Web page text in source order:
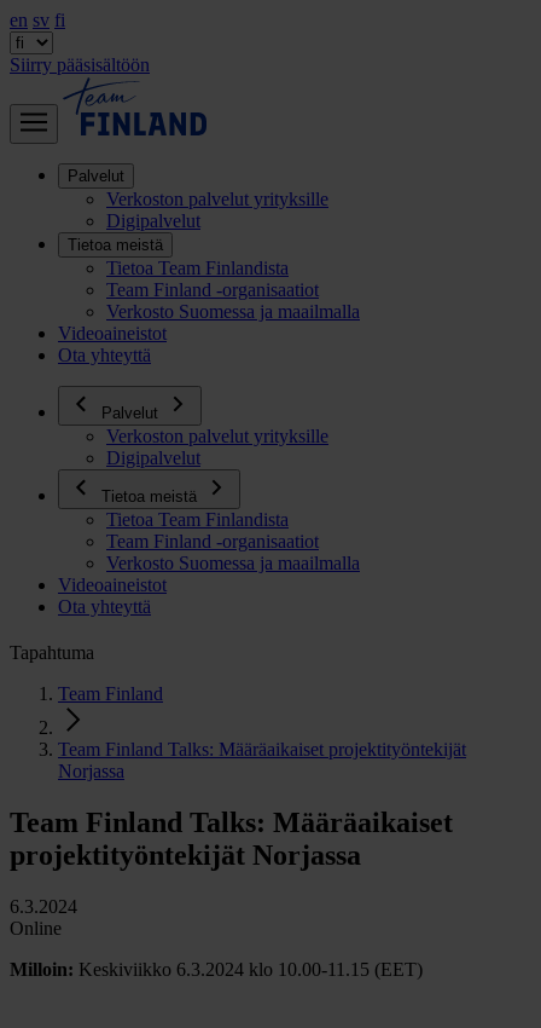
en sv fi
Siirry pääsisältöön
Palvelut
Verkoston palvelut yrityksille
Digipalvelut
Tietoa meistä
Tietoa Team Finlandista
Team Finland -organisaatiot
Verkosto Suomessa ja maailmalla
Videoaineistot
Ota yhteyttä
Palvelut
Verkoston palvelut yrityksille
Digipalvelut
Tietoa meistä
Tietoa Team Finlandista
Team Finland -organisaatiot
Verkosto Suomessa ja maailmalla
Videoaineistot
Ota yhteyttä
Tapahtuma
Team Finland
Team Finland Talks: Määräaikaiset projektityöntekijät
Norjassa
Team Finland Talks: Määräaikaiset
projektityöntekijät Norjassa
6.3.2024
Online
Milloin: Keskiviikko 6.3.2024 klo 10.00-11.15 (EET)